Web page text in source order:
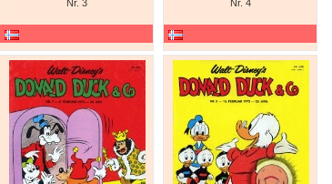
Nr. 3 Nr. 4